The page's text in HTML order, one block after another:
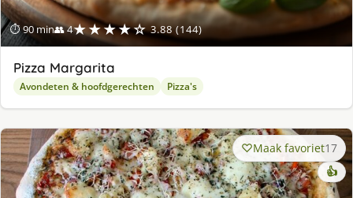
⏱ 90 min👥 4★★★★☆ 3.88 (144)
Pizza Margarita
Avondeten & hoofdgerechten Pizza's
Maak favoriet17
👍